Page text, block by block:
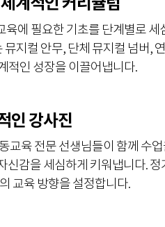
육에 필요한 기초를 단계별로 세
지컬 안무, 단체 뮤지컬 넘버,
적인 성장을 이끌어냅니다.
인 강사진
교육 전문 선생님들이 함께 수
신감을 세심하게 키워냅니다. 정
교육 방향을 설정합니다.